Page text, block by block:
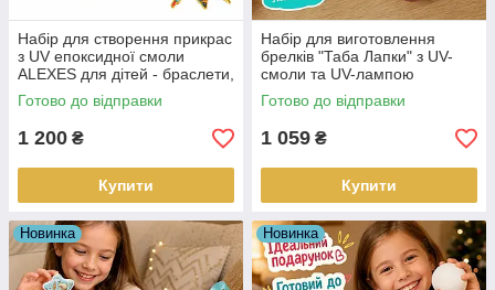
Набір для створення прикрас
з UV епоксидної смоли
ALEXES для дітей - браслети,
кулони, заколки для
початківців доросхих і дітей
Готово до відправки
1 200 ₴
Купити
Набір для виготовлення
брелків "Таба Лапки" з UV-
смоли та UV-лампою
Готово до відправки
1 059 ₴
Купити
Новинка Новинка